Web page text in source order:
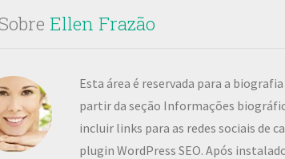
Ellen Frazão
Esta área é reservada para a
partir da seção Informações
incluir links para as redes sociais de
plugin WordPress SEO. Após